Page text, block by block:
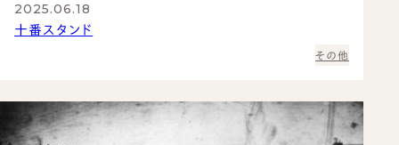
2025.06.18
十番スタンド
その他